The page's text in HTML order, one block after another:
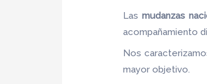
Lasmudanzas
acompañamiento
Nos
mayor objetivo.